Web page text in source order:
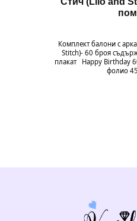
Комплект балони с
Stitch)- 60 броя
плакат Happy Birthday
фолио